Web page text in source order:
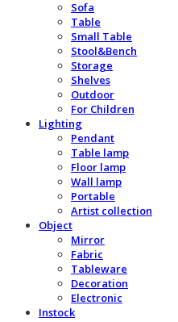
Sofa
Table
Small Table
Stool&Bench
Storage
Shelves
Outdoor
For Children
Lighting
Pendant
Table lamp
Floor lamp
Wall lamp
Portable
Artist collection
Object
Mirror
Fabric
Tableware
Decoration
Electronic
Instock